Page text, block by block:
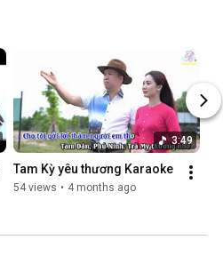
3:49
Tam Kỳ yêu thương Karaoke
54 views • 4 months ago